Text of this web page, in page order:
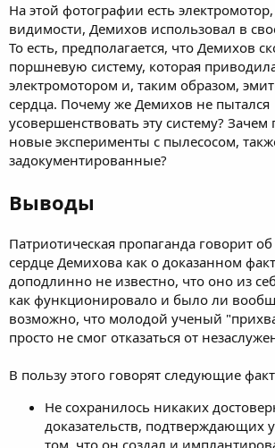
На этой фотографии есть
видимости, Демихов использовал в
То есть, предполагается, что Демихов
поршневую систему, которая
электромотором и, таким образом,
сердца. Почему же Демихов не пытался
усовершенствовать эту систему?
новые эксперименты с пылесосом,
задокументированные?
Выводы
Патриотическая пропаганда говорит
сердце Демихова как о доказанном
доподлинно не известно, что оно из
как функционировало и было ли
возможно, что молодой ученый
просто не смог отказаться от
В пользу этого говорят следующие
Не сохранилось никаких
доказательств, подтверждающих